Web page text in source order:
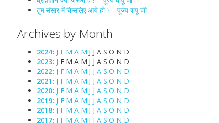
तुम संसार में किसलिए आये हो ? – पूज्य बापू जी
Archives by Month
2024: J F M A M J J A S O N D
2023: J F M A M J J A S O N D
2022: J F M A M J J A S O N D
2021: J F M A M J J A S O N D
2020: J F M A M J J A S O N D
2019: J F M A M J J A S O N D
2018: J F M A M J J A S O N D
2017: J F M A M J J A S O N D